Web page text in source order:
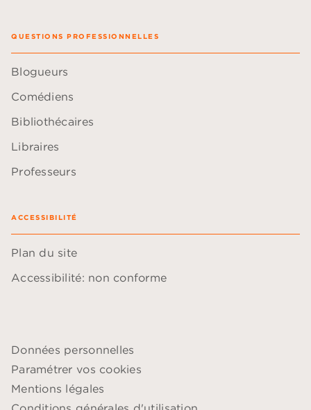
QUESTIONS PROFESSIONNELLES
Blogueurs
Comédiens
Bibliothécaires
Libraires
Professeurs
ACCESSIBILITÉ
Plan du site
Accessibilité: non conforme
Données personnelles
Paramétrer vos cookies
Mentions légales